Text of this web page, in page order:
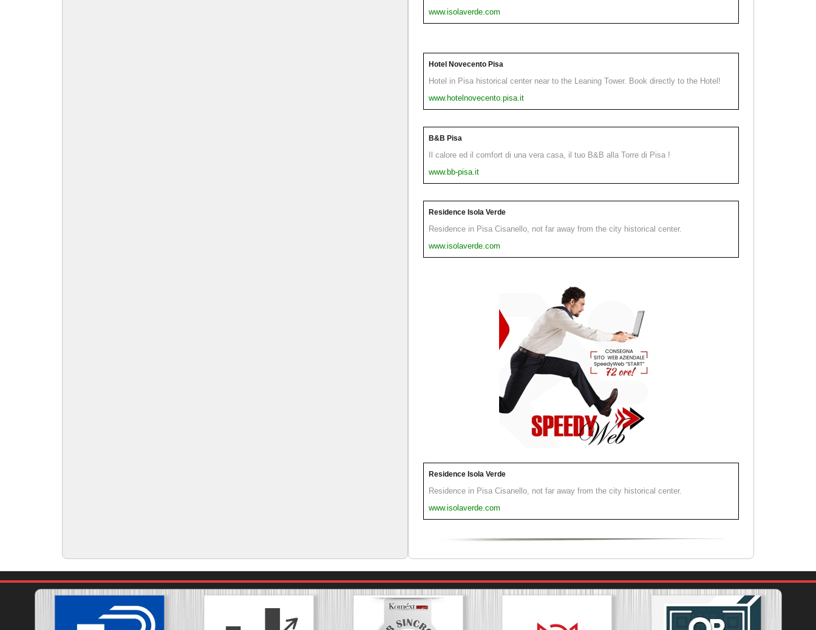
www.isolaverde.com
Hotel Novecento Pisa
Hotel in Pisa historical center near to the Leaning Tower. Book directly to the Hotel!
www.hotelnovecento.pisa.it
B&B Pisa
Il calore ed il comfort di una vera casa, il tuo B&B alla Torre di Pisa !
www.bb-pisa.it
Residence Isola Verde
Residence in Pisa Cisanello, not far away from the city historical center.
www.isolaverde.com
Residence Isola Verde
Residence in Pisa Cisanello, not far away from the city historical center.
www.isolaverde.com